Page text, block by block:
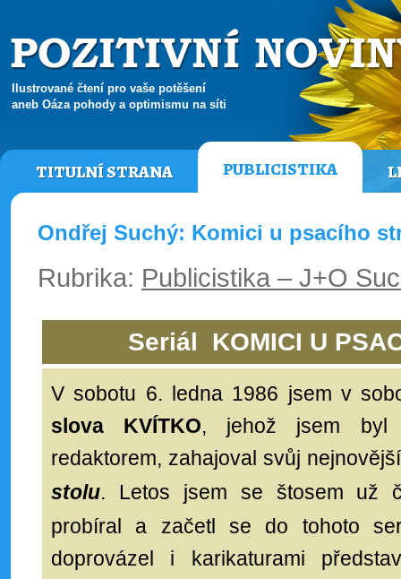
Ilustrované čtení pro vaše potěšení
aneb Oáza pohody a optimismu na síti
TITULNÍ STRANA PUBLICISTIKA
Ondřej Suchý: Komici u psacího
Rubrika: Publicistika – J+O
Seriál KOMICI U
V sobotu 6. ledna 1986 jsem v
slova KVÍTKO, jehož jsem byl
redaktorem, zahajoval svůj
stolu. Letos jsem se štosem už
probíral a začetl se do tohoto
doprovázel i karikaturami